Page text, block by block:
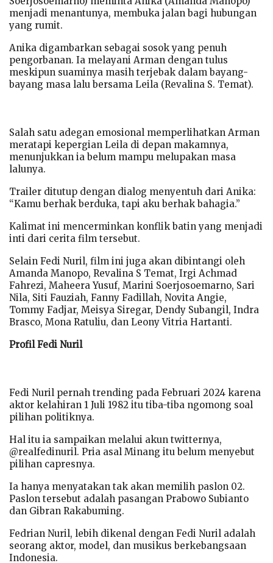
menjadi menantunya, membuka jalan bagi hubungan
yang rumit.
Anika digambarkan sebagai sosok yang penuh
pengorbanan. Ia melayani Arman dengan tulus
meskipun suaminya masih terjebak dalam bayang-
bayang masa lalu bersama Leila (Revalina S. Temat).
Salah satu adegan emosional memperlihatkan Arman
meratapi kepergian Leila di depan makamnya,
menunjukkan ia belum mampu melupakan masa
lalunya.
Trailer ditutup dengan dialog menyentuh dari Anika:
“Kamu berhak berduka, tapi aku berhak bahagia.”
Kalimat ini mencerminkan konflik batin yang menjadi
inti dari cerita film tersebut.
Selain Fedi Nuril, film ini juga akan dibintangi oleh
Amanda Manopo, Revalina S Temat, Irgi Achmad
Fahrezi, Maheera Yusuf, Marini Soerjosoemarno, Sari
Nila, Siti Fauziah, Fanny Fadillah, Novita Angie,
Tommy Fadjar, Meisya Siregar, Dendy Subangil, Indra
Brasco, Mona Ratuliu, dan Leony Vitria Hartanti.
Profil Fedi Nuril
Fedi Nuril pernah trending pada Februari 2024 karena
aktor kelahiran 1 Juli 1982 itu tiba-tiba ngomong soal
pilihan politiknya.
Hal itu ia sampaikan melalui akun twitternya,
@realfedinuril. Pria asal Minang itu belum menyebut
pilihan capresnya.
Ia hanya menyatakan tak akan memilih paslon 02.
Paslon tersebut adalah pasangan Prabowo Subianto
dan Gibran Rakabuming.
Fedrian Nuril, lebih dikenal dengan Fedi Nuril adalah
seorang aktor, model, dan musikus berkebangsaan
Indonesia.